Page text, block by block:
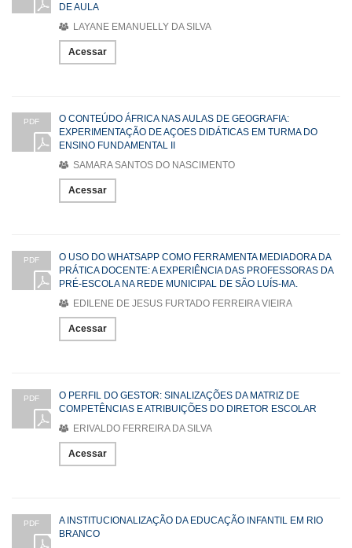
DE AULA
LAYANE EMANUELLY DA SILVA
Acessar
PDF
O CONTEÚDO ÁFRICA NAS AULAS DE GEOGRAFIA:
EXPERIMENTAÇÃO DE AÇOES DIDÁTICAS EM TURMA DO
ENSINO FUNDAMENTAL II
SAMARA SANTOS DO NASCIMENTO
Acessar
PDF
O USO DO WHATSAPP COMO FERRAMENTA MEDIADORA DA
PRÁTICA DOCENTE: A EXPERIÊNCIA DAS PROFESSORAS DA
PRÉ-ESCOLA NA REDE MUNICIPAL DE SÃO LUÍS-MA.
EDILENE DE JESUS FURTADO FERREIRA VIEIRA
Acessar
PDF
O PERFIL DO GESTOR: SINALIZAÇÕES DA MATRIZ DE
COMPETÊNCIAS E ATRIBUIÇÕES DO DIRETOR ESCOLAR
ERIVALDO FERREIRA DA SILVA
Acessar
PDF
A INSTITUCIONALIZAÇÃO DA EDUCAÇÃO INFANTIL EM RIO
BRANCO